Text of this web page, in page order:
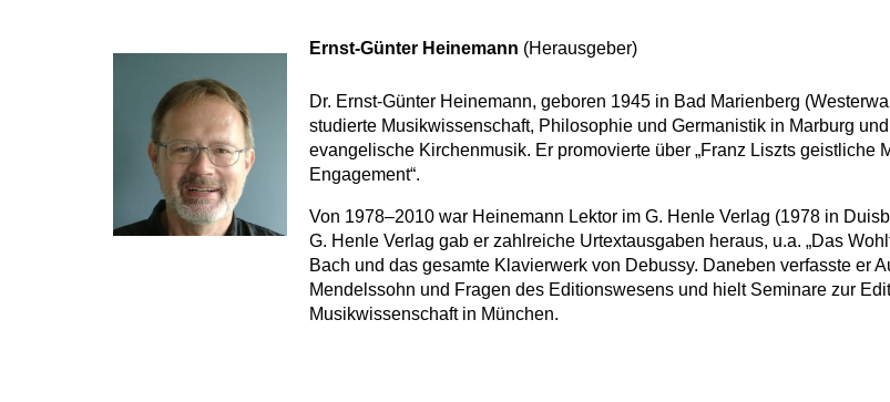
Ernst-Günter Heinemann (Herausgeber)
Dr. Ernst-Günter Heinemann, geboren 1945 in Bad Marienberg
studierte Musikwissenschaft, Philosophie und Germanistik in Marburg
evangelische Kirchenmusik. Er promovierte über „Franz Liszts geistliche
Engagement“.
Von 1978–2010 war Heinemann Lektor im G. Henle Verlag (1978 in
G. Henle Verlag gab er zahlreiche Urtextausgaben heraus, u.a. „Das
Bach und das gesamte Klavierwerk von Debussy. Daneben verfasste er
Mendelssohn und Fragen des Editionswesens und hielt Seminare zur
Musikwissenschaft in München.